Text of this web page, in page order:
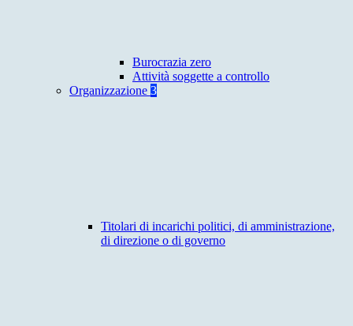
Burocrazia zero
Attività soggette a controllo
Organizzazione 3
Titolari di incarichi politici, di amministrazione,
di direzione o di governo